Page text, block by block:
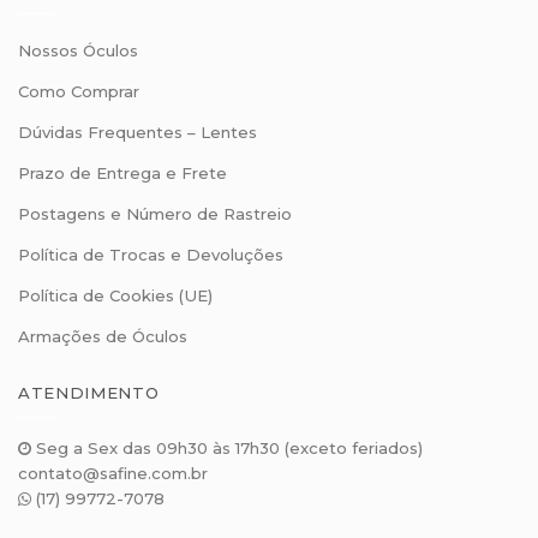
Nossos Óculos
Como Comprar
Dúvidas Frequentes – Lentes
Prazo de Entrega e Frete
Postagens e Número de Rastreio
Política de Trocas e Devoluções
Política de Cookies (UE)
Armações de Óculos
ATENDIMENTO
Seg a Sex das 09h30 às 17h30 (exceto feriados)
contato@safine.com.br
(17) 99772-7078